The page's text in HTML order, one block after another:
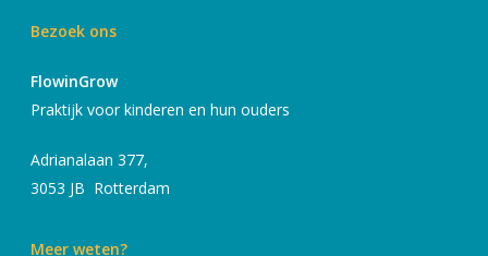
Bezoek ons
FlowinGrow
Praktijk voor kinderen en hun ouders
Adrianalaan 377,
3053 JB Rotterdam
Meer weten?